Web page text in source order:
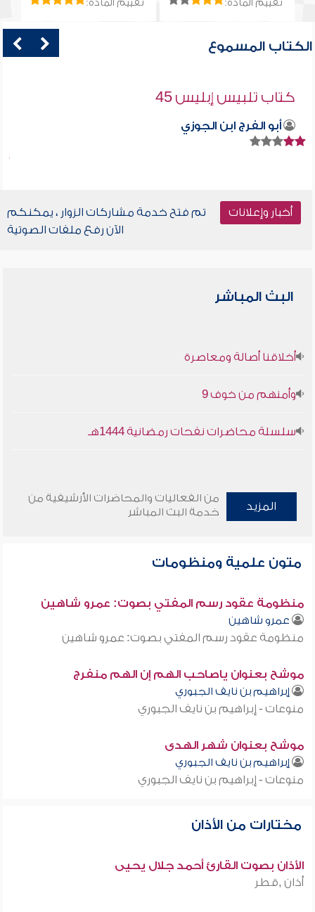
تقييم المادة: تقييم المادة:
الكتاب المسموع
كتاب تلبيس إبليس 45
أبو الفرج ابن الجوزي
أخبار وإعلانات
تم فتح خدمة مشاركات الزوار ، يمكنكم
الآن رفع ملفات الصوتية
البث المباشر
أخلاقنا أصالة ومعاصرة
وأمنهم من خوف 9
سلسلة محاضرات نفحات رمضانية 1444هـ
المزيد
من الفعاليات والمحاضرات الأرشيفية من
خدمة البث المباشر
متون علمية ومنظومات
منظومة عقود رسم المفتي بصوت: عمرو شاهين
عمرو شاهين
منظومة عقود رسم المفتي بصوت: عمرو شاهين
موشح بعنوان ياصاحب الهم إن الهم منفرج
إبراهيم بن نايف الجبوري
منوعات - إبراهيم بن نايف الجبوري
موشح بعنوان شهر الهدى
إبراهيم بن نايف الجبوري
منوعات - إبراهيم بن نايف الجبوري
مختارات من الأذان
الأذان بصوت القارئ أحمد جلال يحيى
أذان ,قطر